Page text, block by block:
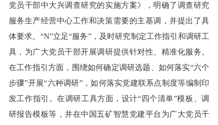
党员干部中大兴调查研究的实施方案》，明确了调查研究
服务生产经营中心工作和决策需要的主基调，并提出了具
体要求。“N”立足“服务”，及时研究制定工作指引和调研工
具，为广大党员干部开展调研提供针对性、精准化服务。
在工作指引方面，围绕如何确定调研选题、如何落实“六个
步骤”开展“六种调研”，如何落实党建联系点制度等编制印
发工作指引。在调研工具方面，设计“四个清单”模板、调
研报告模板等，并在中国五矿智慧党建平台为广大党员干